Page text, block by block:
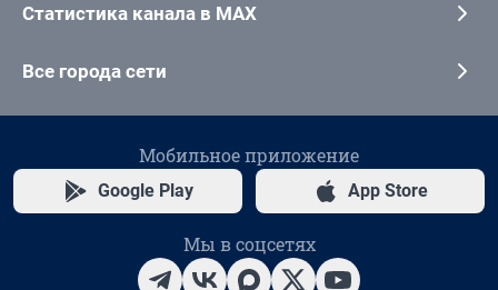
Статистика канала в MAX
Все города сети
Мобильное приложение
Google Play App Store
Мы в соцсетях